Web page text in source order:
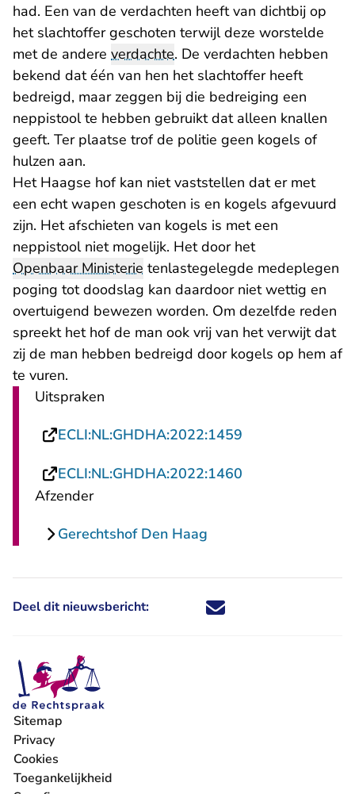
had. Een van de verdachten heeft van dichtbij op
het slachtoffer geschoten terwijl deze worstelde
met de andere verdachte. De verdachten hebben
bekend dat één van hen het slachtoffer heeft
bedreigd, maar zeggen bij die bedreiging een
neppistool te hebben gebruikt dat alleen knallen
geeft. Ter plaatse trof de politie geen kogels of
hulzen aan.
Het Haagse hof kan niet vaststellen dat er met
een echt wapen geschoten is en kogels afgevuurd
zijn. Het afschieten van kogels is met een
neppistool niet mogelijk. Het door het
Openbaar Ministerie tenlastegelegde medeplegen
poging tot doodslag kan daardoor niet wettig en
overtuigend bewezen worden. Om dezelfde reden
spreekt het hof de man ook vrij van het verwijt dat
zij de man hebben bedreigd door kogels op hem af
te vuren.
Uitspraken
ECLI:NL:GHDHA:2022:1459
ECLI:NL:GHDHA:2022:1460
Afzender
Gerechtshof Den Haag
Deel dit nieuwsbericht: Deel dit nieuwsbericht via X -
Deel dit nieuwsbericht via
Deel dit nieuwsbericht
Deel dit
Sitemap
Privacy
Cookies
Toegankelijkheid